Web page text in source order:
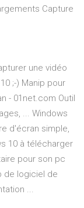
Capture
une vidéo
;-) Manip pour
- 01net.com Outil
... Windows
d'écran simple,
10 à télécharger
pour son pc
de logiciel de
...